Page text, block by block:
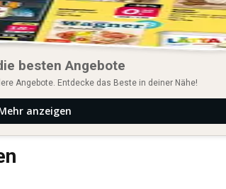
besten Angebote
Angebote. Entdecke das Beste in deiner Nähe!
anzeigen